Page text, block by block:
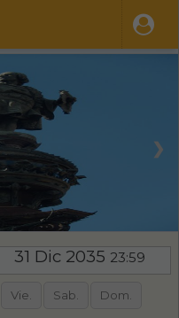
❯
31 Dic 2035 23:59
Vie. Sab. Dom.